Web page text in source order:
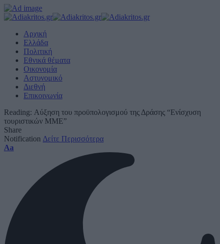
Αρχική
Ελλάδα
Πολιτική
Εθνικά θέματα
Οικονομία
Αστυνομικό
Διεθνή
Επικοινωνία
Reading: Αύξηση του προϋπολογισμού της Δράσης “Ενίσχυση
τουριστικών ΜΜΕ”
Share
Notification Δείτε Περισσότερα
Font
Aa